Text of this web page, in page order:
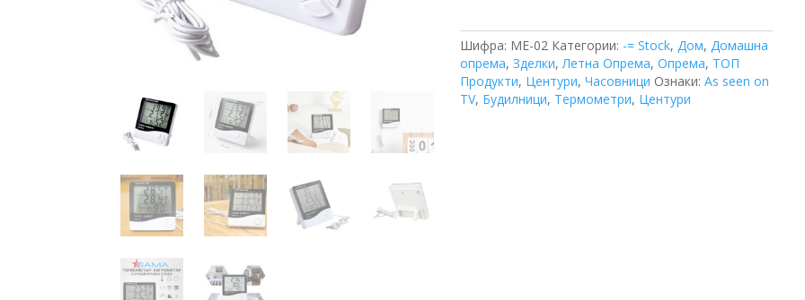
количина
Шифра: ME-02 Категории: -= Stock, Дом, Домашна
опрема, Зделки,Летна Опрема, Опрема, ТОП
Продукти, Центури, Часовници Ознаки: As seen on
TV, Будилници, Термометри, Центури